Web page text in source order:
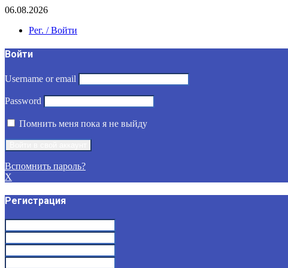
06.08.2026
Рег. / Войти
Войти
Username or email
Password
Помнить меня пока я не выйду
Вспомнить пароль?
X
Регистрация